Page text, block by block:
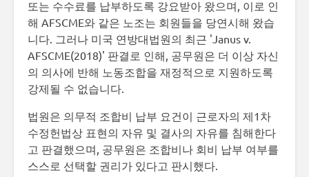
또는 수수료를 납부하도록 강요받아 왔으며, 이로 인
해 AFSCME와 같은 노조는 회원들을 당연시해 왔습
니다. 그러나 미국 연방대법원의 최근 'Janus v.
AFSCME(2018)' 판결로 인해, 공무원은 더 이상 자신
의 의사에 반해 노동조합을 재정적으로 지원하도록
강제될 수 없습니다.
법원은 의무적 조합비 납부 요건이 근로자의 제1차
수정헌법상 표현의 자유 및 결사의 자유를 침해한다
고 판결했으며, 공무원은 조합비나 회비 납부 여부를
스스로 선택할 권리가 있다고 판시했다.